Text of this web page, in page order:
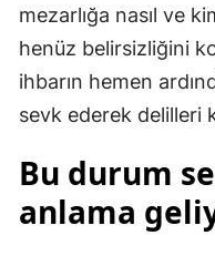
mezarlığa nasıl ve
henüz belirsizliğini
ihbarın hemen
sevk ederek delilleri
Bu durum
anlama